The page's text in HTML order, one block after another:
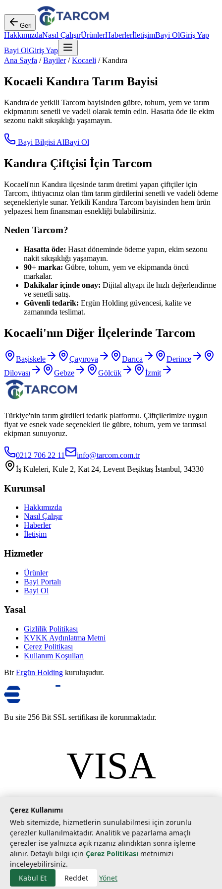
Geri
HakkımızdaNasıl ÇalışırÜrünlerHaberlerİletişimBayi OlGiriş Yap
Bayi OlGiriş Yap
Ana Sayfa /Bayiler/Kocaeli /Kandıra
Kocaeli Kandıra Tarım Bayisi
Kandıra'de yetkili Tarcom bayisinden gübre, tohum, yem ve tarım
ekipmanını senetli ve vadeli olarak temin edin. Hasatta öde ile ekim
sezonu nakit sıkışıklığı yaşamayın.
Bayi Bilgisi AlBayi Ol
Kandıra Çiftçisi İçin Tarcom
Kocaeli'nın Kandıra ilçesinde tarım üretimi yapan çiftçiler için
Tarcom, ihtiyacınız olan tüm tarım girdilerini senetli ve vadeli ödeme
seçenekleriyle sunar. Yetkili Kandıra Tarcom bayisinden hem ürün
yelpazesi hem finansman esnekliği bulabilirsiniz.
Neden Tarcom?
Hasatta öde: Hasat döneminde ödeme yapın, ekim sezonu
nakit sıkışıklığı yaşamayın.
90+ marka: Gübre, tohum, yem ve ekipmanda öncü
markalar.
Dakikalar içinde onay: Dijital altyapı ile hızlı değerlendirme
ve senetli satış.
Güvenli tedarik: Ergün Holding güvencesi, kalite ve
zamanında teslimat.
Kocaeli'nın Diğer İlçelerinde Tarcom
Başiskele Çayırova Darıca
Derince
Dilovası
Gebze Gölcük İzmit
Türkiye'nin tarım girdileri tedarik platformu. Çiftçilerimize uygun
fiyat ve esnek vade seçenekleri ile gübre, tohum, yem ve tarımsal
ekipman sunuyoruz.
0212 706 22 11
info@tarcom.com.tr
İş Kuleleri, Kule 2, Kat 24, Levent Beşiktaş İstanbul, 34330
Kurumsal
Hakkımızda
Nasıl Çalışır
Haberler
İletişim
Hizmetler
Ürünler
Bayi Portalı
Bayi Ol
Yasal
Gizlilik Politikası
KVKK Aydınlatma Metni
Çerez Politikası
Kullanım Koşulları
Bir Ergün Holding kuruluşudur.
Bu site 256 Bit SSL sertifikası ile korunmaktadır.
VISA
mastercard
2026Tarımcom Tarım ve Teknoloji A.Ş. Tüm hakları saklıdır.